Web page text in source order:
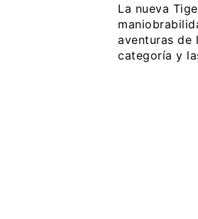
La nueva
aventuras de
categoría y